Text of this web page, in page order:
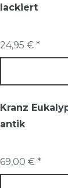
lackiert
24,95 € *
Kranz
antik
69,00 € *